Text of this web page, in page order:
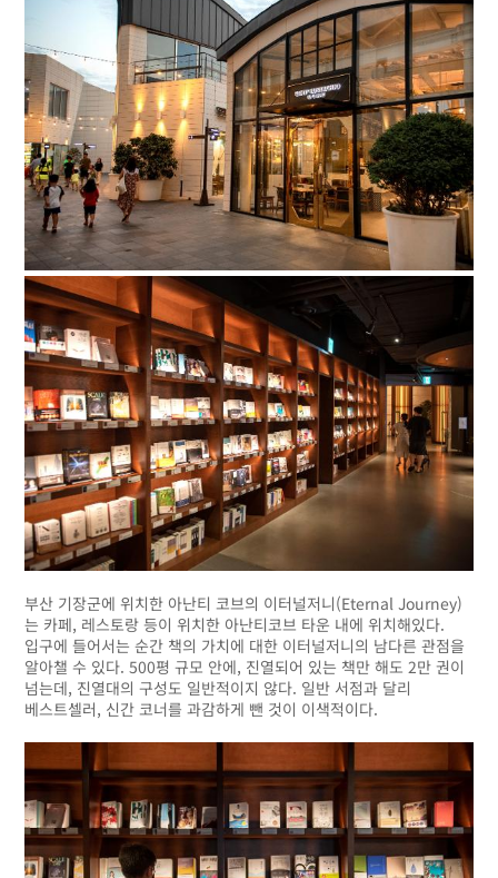
부산 기장군에 위치한 아난티 코브의 이터널저니(Eternal Journey)
는 카페, 레스토랑 등이 위치한 아난티코브 타운 내에 위치해있다.
입구에 들어서는 순간 책의 가치에 대한 이터널저니의 남다른 관점을
알아챌 수 있다. 500평 규모 안에, 진열되어 있는 책만 해도 2만 권이
넘는데, 진열대의 구성도 일반적이지 않다. 일반 서점과 달리
베스트셀러, 신간 코너를 과감하게 뺀 것이 이색적이다.